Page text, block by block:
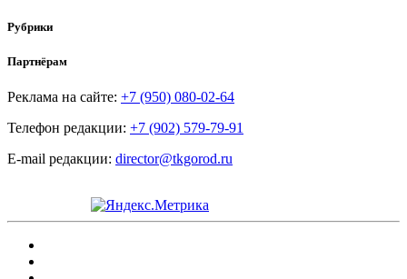
Рубрики
Партнёрам
Реклама на сайте: +7 (950) 080-02-64
Телефон редакции: +7 (902) 579-79-91
E-mail редакции: director@tkgorod.ru